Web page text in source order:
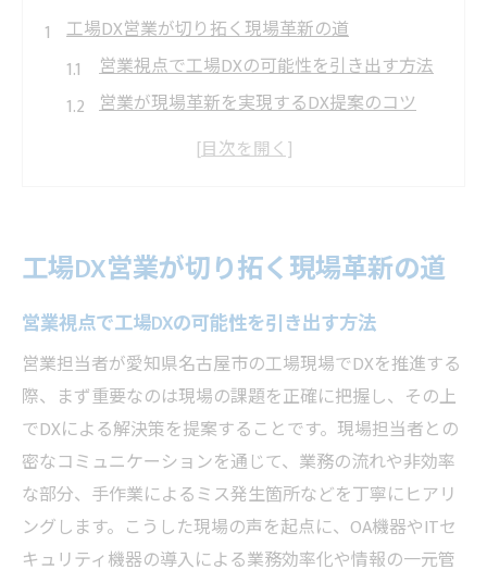
工場DX営業が切り拓く現場革新の道
営業視点で工場DXの可能性を引き出す方法
営業が現場革新を実現するDX提案のコツ
製造業の課題解決を営業で支援するDX戦略
名古屋の製造業で広がるDX提案の可能性
営業が担う製造業向けDX提案の役割とは
名古屋発の営業DX提案が生む現場の変化
営業が現場課題に刺さるDX提案を成功させ
る
製造業の生産性向上へ営業ができる支援策
営業主導のDX提案で業務効率化を実現する
現場改善なら営業視点のデジタル導入を
営業による現場改善とデジタル化の進め方
工場DX営業が切り拓く現場革新の道
営業視点で工場DXの可能性を引き出す方法
営業担当者が愛知県名古屋市の工場現場でDXを推進する
際、まず重要なのは現場の課題を正確に把握し、その上
でDXによる解決策を提案することです。現場担当者との
密なコミュニケーションを通じて、業務の流れや非効率
な部分、手作業によるミス発生箇所などを丁寧にヒアリ
ングします。こうした現場の声を起点に、OA機器やITセ
キュリティ機器の導入による業務効率化や情報の一元管